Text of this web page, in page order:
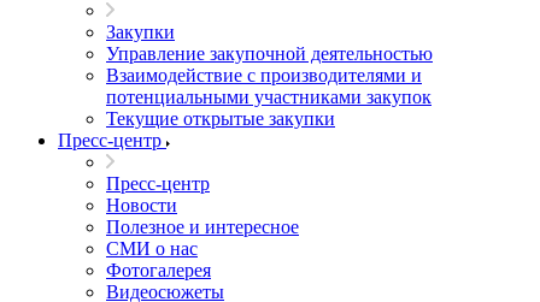
Закупки
Управление закупочной деятельностью
Взаимодействие с производителями и
потенциальными участниками закупок
Текущие открытые закупки
Пресс-центр
Пресс-центр
Новости
Полезное и интересное
СМИ о нас
Фотогалерея
Видеосюжеты